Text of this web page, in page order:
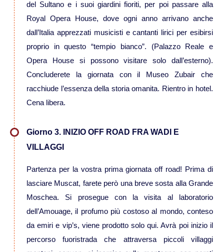
Viaggi in Tanzania
Asia
Viaggi in Corea del Sud
Viaggi in Filippine
Viaggi in Indonesia
Viaggi in Kirghizistan
Viaggi in Maldive
Viaggi in Malesia
del Sultano e i suoi giardini fioriti, per poi passare alla
Royal Opera House, dove ogni anno arrivano anche
dall’Italia apprezzati musicisti e cantanti lirici per esibirsi
proprio in questo “tempio bianco”. (Palazzo Reale e
Opera House si possono visitare solo dall’esterno).
Concluderete la giornata con il Museo Zubair che
racchiude l’essenza della storia omanita. Rientro in hotel.
Cena libera.
Giorno 3. INIZIO OFF ROAD FRA WADI E
VILLAGGI
Partenza per la vostra prima giornata off road! Prima di
lasciare Muscat, farete però una breve sosta alla Grande
Moschea. Si prosegue con la visita al laboratorio
dell’Amouage, il profumo più costoso al mondo, conteso
da emiri e vip’s, viene prodotto solo qui. Avrà poi inizio il
percorso fuoristrada che attraversa piccoli villaggi